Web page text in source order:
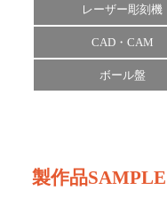
レーザー彫刻機
CAD・CAM
ボール盤
製作品SAMPLE